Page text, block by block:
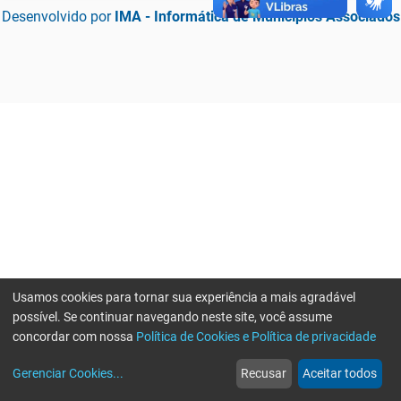
Desenvolvido por IMA - Informática de Municípios Associados
web
Notícias
more_horiz
Mais
Usamos cookies para tornar sua experiência a mais agradável
possível. Se continuar navegando neste site, você assume
concordar com nossa Política de Cookies e Política de privacidade
Gerenciar Cookies... Recusar Aceitar todos
Erro ao enviar informações, por favor tente novamente